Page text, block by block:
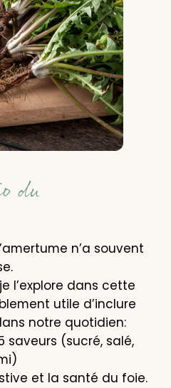
du
n’a souvent
l’explore dans cette
utile d’inclure
notre quotidien:
saveurs (sucré, salé,
et la santé du foie.